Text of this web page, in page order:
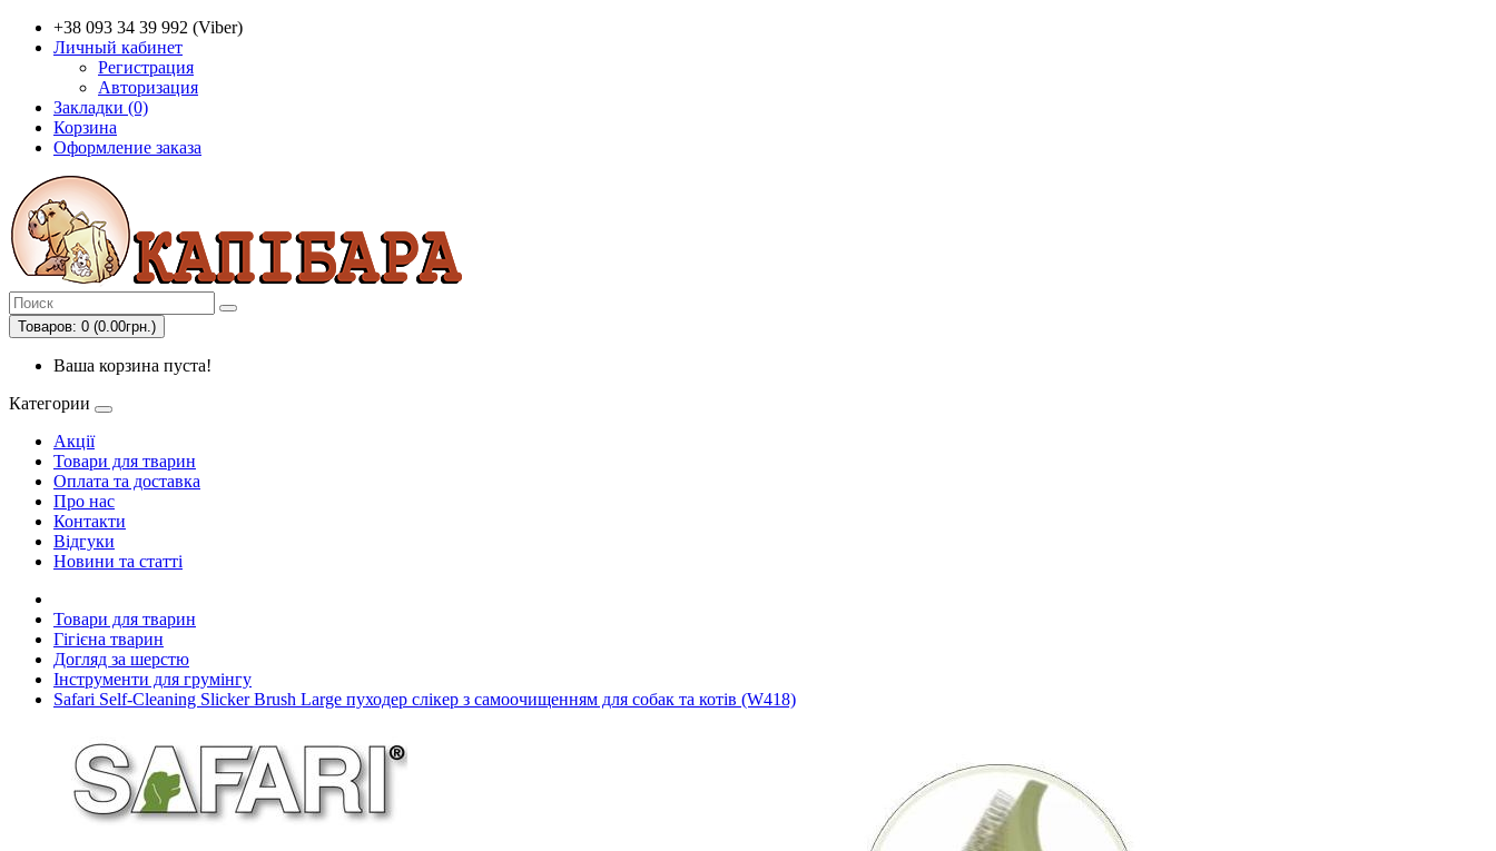
+38 093 34 39 992 (Viber)
Личный кабинет
Регистрация
Авторизация
Закладки (0)
Корзина
Оформление заказа
Товаров: 0 (0.00грн.)
Ваша корзина пуста!
Категории
Акції
Товари для тварин
Оплата та доставка
Про нас
Контакти
Відгуки
Новини та статті
Товари для тварин
Гігієна тварин
Догляд за шерстю
Інструменти для грумінгу
Safari Self-Cleaning Slicker Brush Large пуходер слікер з самоочищенням для собак та котів (W418)